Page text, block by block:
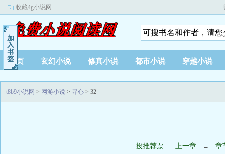
收藏4g小说网
首页 玄幻小说 修真小说 都市小说 穿越小说
t8b9小说网 > 网游小说 > 寻心 > 32
投推荐票 上一章 ← 章